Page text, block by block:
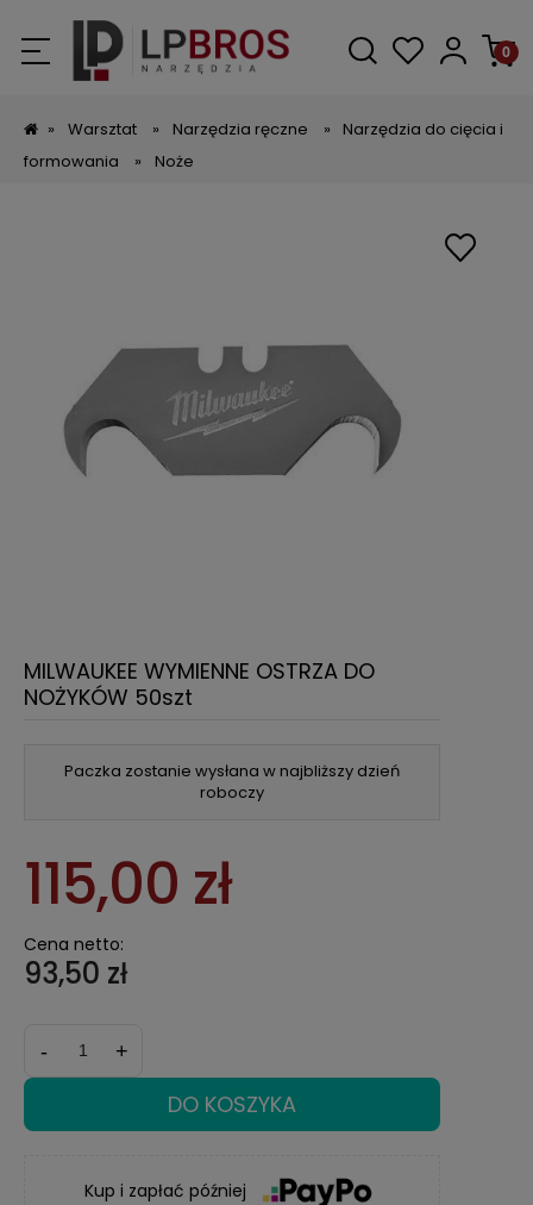
» Warsztat » Narzędzia ręczne »
Narzędzia do cięcia i
formowania
» Noże
Paczka zostanie wysłana w najbliższy dzień
roboczy
MILWAUKEE WYMIENNE OSTRZA DO
NOŻYKÓW 50szt
115,00 zł
Cena netto:
93,50 zł
- +
DO KOSZYKA
Kup i zapłać później